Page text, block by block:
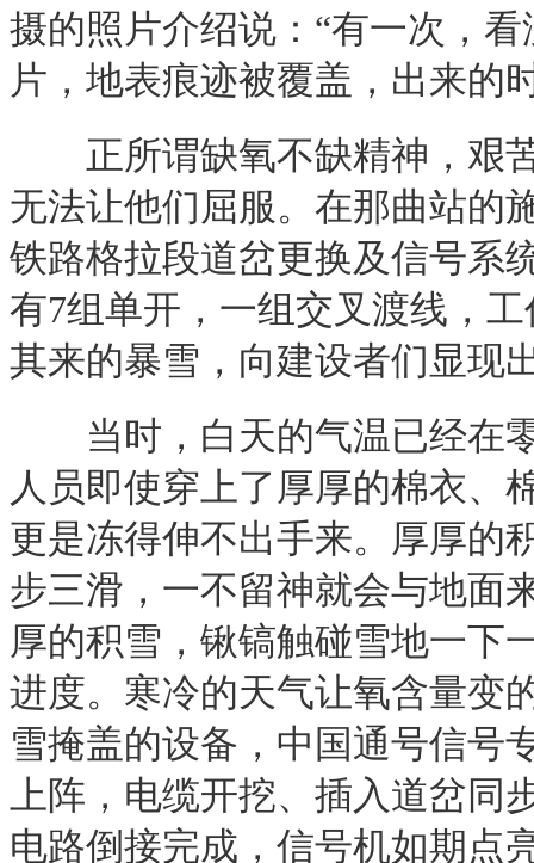
摄的照片介绍说：“有一次，
片，地表痕迹被覆盖，出来的
正所谓缺氧不缺精神，艰苦
无法让他们屈服。在那曲站的
铁路格拉段道岔更换及信号
有7组单开，一组交叉渡线，
其来的暴雪，向建设者们显现
当时，白天的气温已经在零
人员即使穿上了厚厚的棉衣、
更是冻得伸不出手来。厚厚的
步三滑，一不留神就会与地面
厚的积雪，锹镐触碰雪地一下
进度。寒冷的天气让氧含量变
雪掩盖的设备，中国通号信号
上阵，电缆开挖、插入道岔同
电路倒接完成，信号机如期